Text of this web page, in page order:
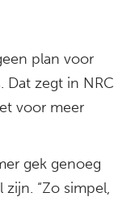
plan voor
Dat zegt in NRC
voor meer
gek genoeg
“Zo simpel,